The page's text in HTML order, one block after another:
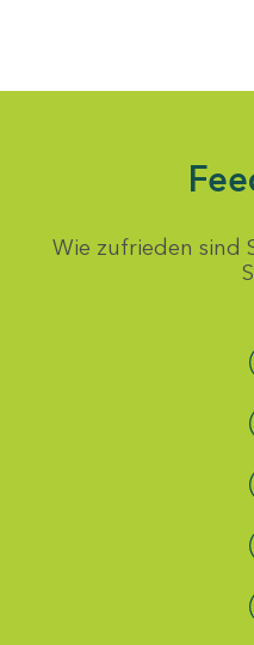
Wie zufrieden sind